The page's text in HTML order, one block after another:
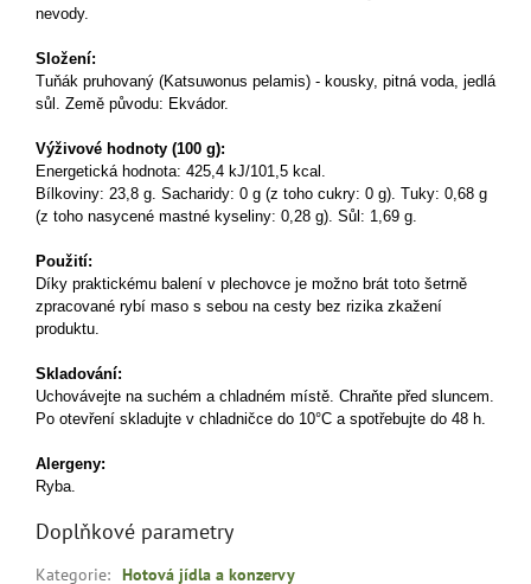
nevody.
Složení:
Tuňák pruhovaný (Katsuwonus pelamis) - kousky, pitná voda, jedlá
sůl. Země původu: Ekvádor.
Výživové hodnoty (100 g):
Energetická hodnota: 425,4 kJ/101,5 kcal.
Bílkoviny: 23,8 g. Sacharidy: 0 g (z toho cukry: 0 g). Tuky: 0,68 g
(z toho nasycené mastné kyseliny: 0,28 g). Sůl: 1,69 g.
Použití:
Díky praktickému balení v plechovce je možno brát toto šetrně
zpracované rybí maso s sebou na cesty bez rizika zkažení
produktu.
Skladování:
Uchovávejte na suchém a chladném místě. Chraňte před sluncem.
Po otevření skladujte v chladničce do 10°C a spotřebujte do 48 h.
Alergeny:
Ryba.
Doplňkové parametry
Kategorie: Hotová jídla a konzervy